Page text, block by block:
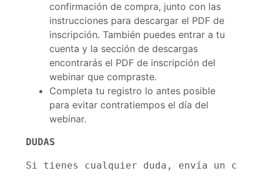
confirmación de compra, junto con las
instrucciones para descargar el PDF de
inscripción. También puedes entrar a tu
cuenta y la sección de descargas
encontrarás el PDF de inscripción del
webinar que compraste.
Completa tu registro lo antes posible
para evitar contratiempos el día del
webinar.
DUDAS